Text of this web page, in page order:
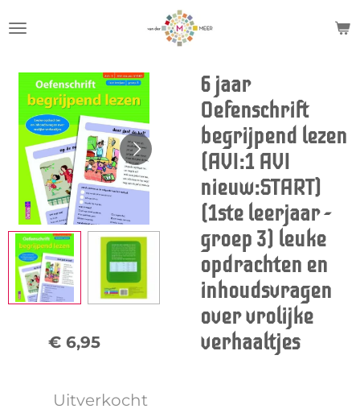
direct
de
hoofdinhoud
6 jaar
Oefenschrift
begrijpend lezen
(AVI:1 AVI
nieuw:START)
(1ste leerjaar -
groep 3) leuke
opdrachten en
inhoudsvragen
over vrolijke
verhaaltjes
€ 6,95
Uitverkocht